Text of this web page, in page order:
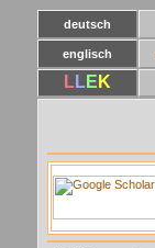
deutsch
englisch
LLE K